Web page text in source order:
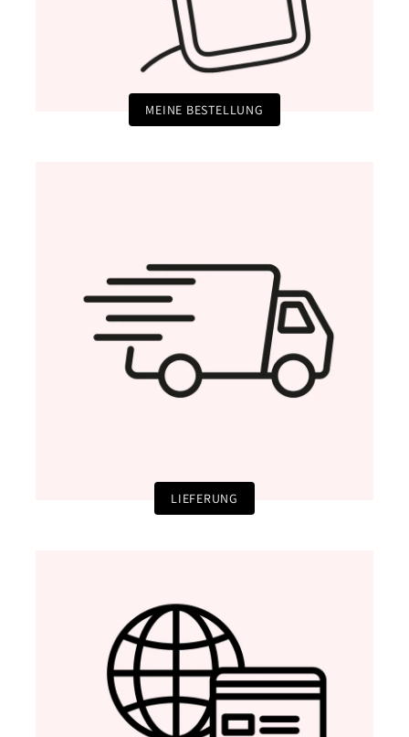
MEINE BESTELLUNG
LIEFERUNG